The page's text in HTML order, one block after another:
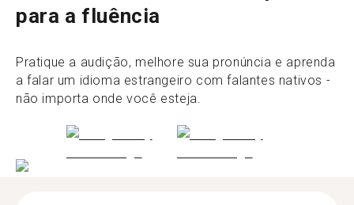
para a fluência
Pratique a audição, melhore sua pronúncia e aprenda
a falar um idioma estrangeiro com falantes nativos -
não importa onde você esteja.